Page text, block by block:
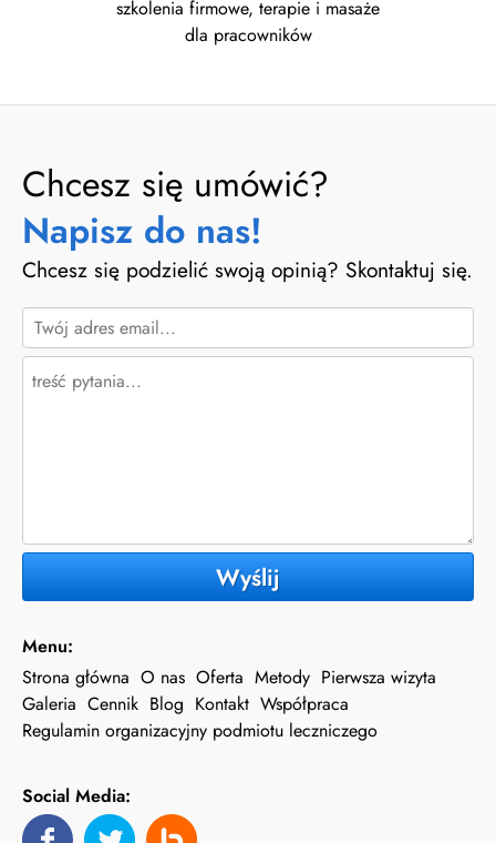
szkolenia firmowe, terapie i masaże
dla pracowników
Chcesz się umówić?
Napisz do nas!
Chcesz się podzielić swoją opinią? Skontaktuj się.
Wyślij
Menu:
Strona główna O nas Oferta Metody Pierwsza wizyta
Galeria Cennik Blog Kontakt Współpraca
Regulamin organizacyjny podmiotu leczniczego
Social Media: